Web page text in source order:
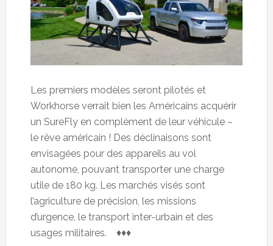
Les premiers modèles seront pilotés et
Workhorse verrait bien les Américains acquérir
un SureFly en complément de leur véhicule –
le rêve américain ! Des déclinaisons sont
envisagées pour des appareils au vol
autonome, pouvant transporter une charge
utile de 180 kg. Les marchés visés sont
l’agriculture de précision, les missions
d’urgence, le transport inter-urbain et des
usages militaires. ♦♦♦